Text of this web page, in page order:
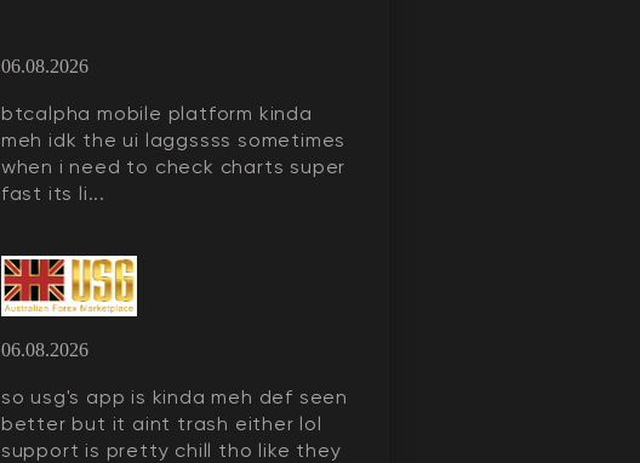
06.08.2026
btcalpha mobile platform kinda
meh idk the ui laggssss sometimes
when i need to check charts super
fast its li...
06.08.2026
so usg's app is kinda meh def seen
better but it aint trash either lol
support is pretty chill tho like they